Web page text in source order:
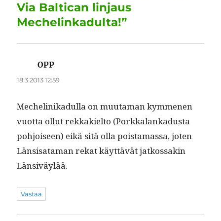
k
Via Baltican linjaus
Mechelinkadulta!”
OPP
18.3.2013 12:59
Meche­linikadul­la on muu­ta­man kymme­nen
vuot­ta ollut rekkakiel­to (Porkkalankadus­ta
pohjoiseen) eikä sitä olla pois­ta­mas­sa, joten
Län­sisa­ta­man rekat käyt­tävät jatkos­sakin
Länsiväylää.
Vastaa